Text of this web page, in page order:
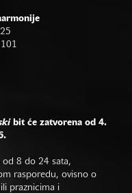
bit će zatvorena od 4.
od 8 do 24 sata,
rasporedu, ovisno o
praznicima i